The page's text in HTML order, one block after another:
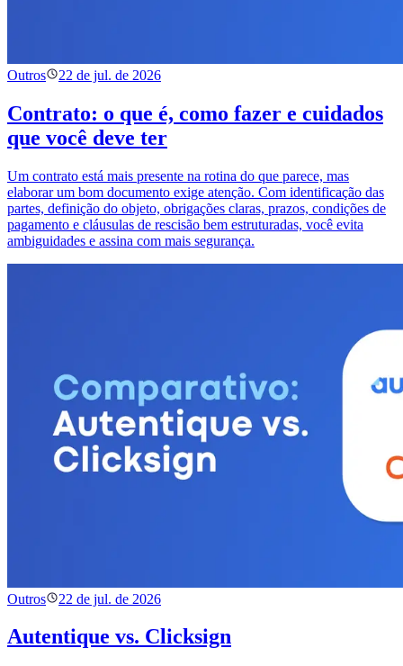
Outros 22 de jul. de 2026
Contrato: o que é, como fazer e cuidados
que você deve ter
Um contrato está mais presente na rotina do que parece, mas
elaborar um bom documento exige atenção. Com identificação das
partes, definição do objeto, obrigações claras, prazos, condições de
pagamento e cláusulas de rescisão bem estruturadas, você evita
ambiguidades e assina com mais segurança.
Outros 22 de jul. de 2026
Autentique vs. Clicksign